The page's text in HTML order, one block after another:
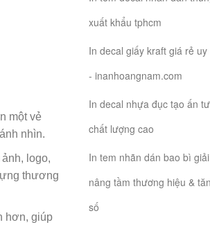
một vẻ
nhìn.
logo,
thương
hơn, giúp
xuất khẩu tphcm
In decal giấy kraft giá rẻ
- inanhoangnam.com
In decal nhựa đục tạo ấn
chất lượng cao
In tem nhãn dán bao bì
nâng tầm thương hiệu &
số